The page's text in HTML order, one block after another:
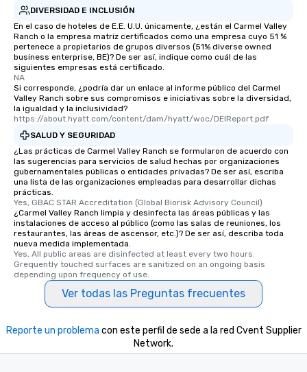
DIVERSIDAD E INCLUSIÓN
En el caso de hoteles de E.E. U.U. únicamente, ¿están el Carmel Valley
Ranch o la empresa matriz certificados como una empresa cuyo 51 %
pertenece a propietarios de grupos diversos (51% diverse owned
business enterprise, BE)? De ser así, indique como cuál de las
siguientes empresas está certificado.
NA
Si corresponde, ¿podría dar un enlace al informe público del Carmel
Valley Ranch sobre sus compromisos e iniciativas sobre la diversidad,
la igualdad y la inclusividad?
https://about.hyatt.com/content/dam/hyatt/woc/DEIReport.pdf
SALUD Y SEGURIDAD
¿Las prácticas de Carmel Valley Ranch se formularon de acuerdo con
las sugerencias para servicios de salud hechas por organizaciones
gubernamentales públicas o entidades privadas? De ser así, escriba
una lista de las organizaciones empleadas para desarrollar dichas
prácticas.
Yes, GBAC STAR Accreditation (Global Biorisk Advisory Council)
¿Carmel Valley Ranch limpia y desinfecta las áreas públicas y las
instalaciones de acceso al público (como las salas de reuniones, los
restaurantes, las áreas de ascensor, etc.)? De ser así, describa toda
nueva medida implementada.
Yes, All public areas are disinfected at least every two hours.
Grequently touched surfaces are sanitized on an ongoing basis
depending upon frequency of use.
Ver todas las Preguntas frecuentes
Reporte un problema con este perfil de sede a la red Cvent Supplier
Network.